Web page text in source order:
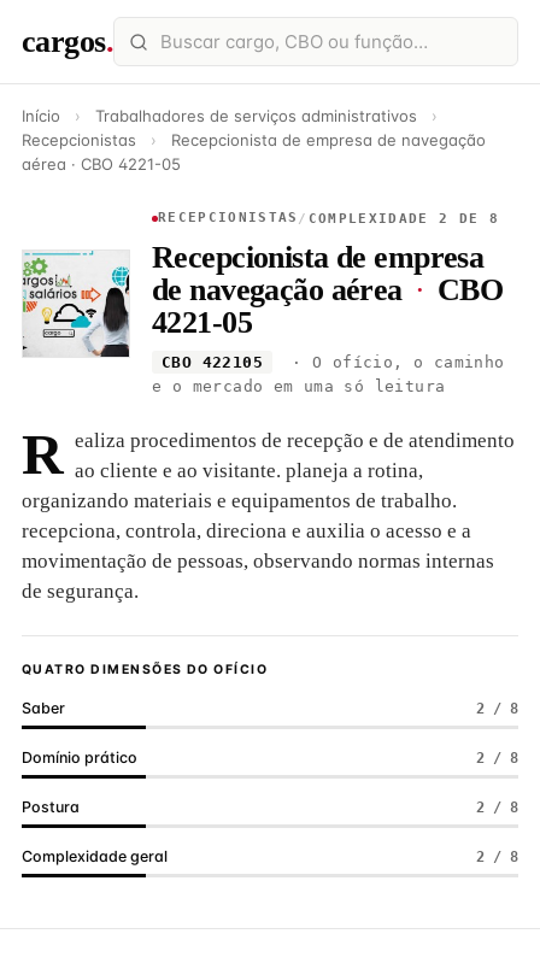
cargos.
Início › Trabalhadores de serviços administrativos
›
Recepcionistas
›
Recepcionista de empresa de navegação
aérea · CBO 4221-05
RECEPCIONISTAS / COMPLEXIDADE 2 DE 8
Recepcionista de empresa
de navegação aérea · CBO
4221-05
CBO 422105
· O ofício, o caminho
e o mercado em uma só leitura
R ealiza procedimentos de recepção e de atendimento
ao cliente e ao visitante. planeja a rotina,
organizando materiais e equipamentos de trabalho.
recepciona, controla, direciona e auxilia o acesso e a
movimentação de pessoas, observando normas internas
de segurança.
QUATRO DIMENSÕES DO OFÍCIO
Saber 2 / 8
Domínio prático 2 / 8
Postura 2 / 8
Complexidade geral 2 / 8